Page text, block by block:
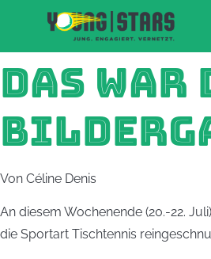
DAS
Von Céline Denis
An diesem Wochenende (20.-22.
die Sportart Tischtennis